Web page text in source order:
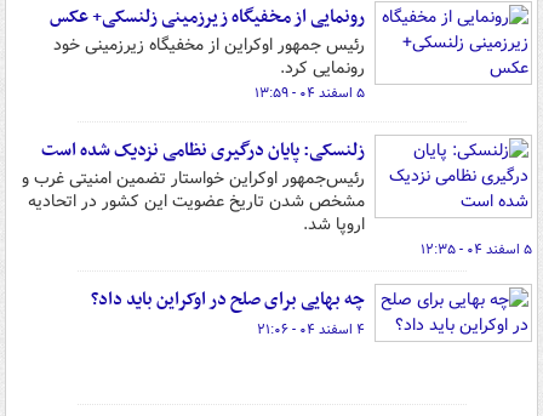
رونمایی از مخفیگاه زیرزمینی زلنسکی+ عکس
رئیس جمهور اوکراین از مخفیگاه زیرزمینی خود
رونمایی کرد.
۵ اسفند ۰۴ - ۱۳:۵۹
زلنسکی: پایان درگیری نظامی نزدیک شده است
رئیس‌جمهور اوکراین خواستار تضمین امنیتی غرب و
مشخص شدن تاریخ عضویت این کشور در اتحادیه
اروپا شد.
۵ اسفند ۰۴ - ۱۲:۳۵
​چه بهایی برای صلح در اوکراین باید داد؟ ​
۴ اسفند ۰۴ - ۲۱:۰۶